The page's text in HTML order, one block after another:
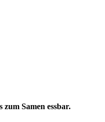
Samen essbar.